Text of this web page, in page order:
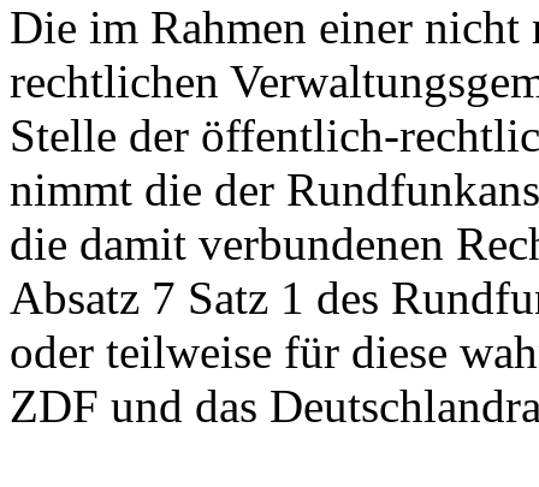
Die im Rahmen einer
rechtlichen
Stelle der öffentlich-
nimmt die der
die damit verbundenen
Absatz 7 Satz 1 des
oder teilweise für diese
ZDF und das